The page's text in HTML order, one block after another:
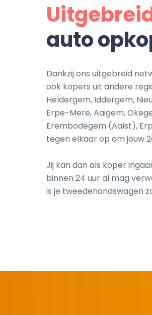
auto
Dankzij ons uitgebreid
ook kopers uit andere
Heldergem, Iddergem,
Erpe-Mere, Aaigem,
Erembodegem (Aalst),
tegen elkaar op om jouw
Jij kan dan als koper
binnen 24 uur al mag
is je tweedehandswagen